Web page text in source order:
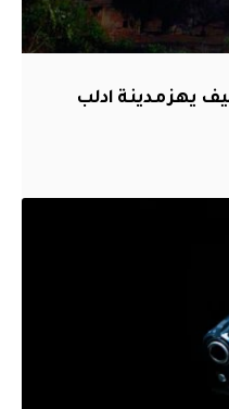
يهز مدينة ادلب